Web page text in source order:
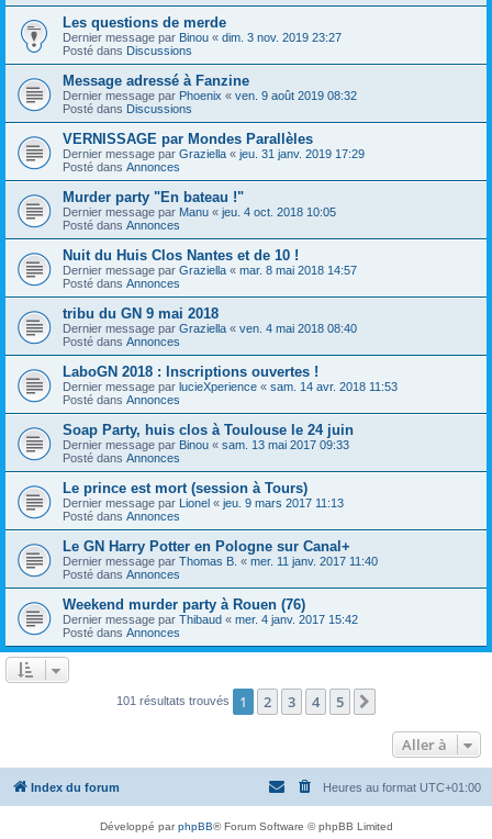
Les questions de merde
Dernier message par Binou « dim. 3 nov. 2019 23:27
Posté dans Discussions
Message adressé à Fanzine
Dernier message par Phoenix « ven. 9 août 2019 08:32
Posté dans Discussions
VERNISSAGE par Mondes Parallèles
Dernier message par Graziella « jeu. 31 janv. 2019 17:29
Posté dans Annonces
Murder party "En bateau !"
Dernier message par Manu « jeu. 4 oct. 2018 10:05
Posté dans Annonces
Nuit du Huis Clos Nantes et de 10 !
Dernier message par Graziella « mar. 8 mai 2018 14:57
Posté dans Annonces
tribu du GN 9 mai 2018
Dernier message par Graziella « ven. 4 mai 2018 08:40
Posté dans Annonces
LaboGN 2018 : Inscriptions ouvertes !
Dernier message par lucieXperience « sam. 14 avr. 2018 11:53
Posté dans Annonces
Soap Party, huis clos à Toulouse le 24 juin
Dernier message par Binou « sam. 13 mai 2017 09:33
Posté dans Annonces
Le prince est mort (session à Tours)
Dernier message par Lionel « jeu. 9 mars 2017 11:13
Posté dans Annonces
Le GN Harry Potter en Pologne sur Canal+
Dernier message par Thomas B. « mer. 11 janv. 2017 11:40
Posté dans Annonces
Weekend murder party à Rouen (76)
Dernier message par Thibaud « mer. 4 janv. 2017 15:42
Posté dans Annonces
101 résultats trouvés 1 2 3 4 5
Aller à
Index du forum Heures au format UTC+01:00
Développé parphpBB® Forum Software © phpBB Limited